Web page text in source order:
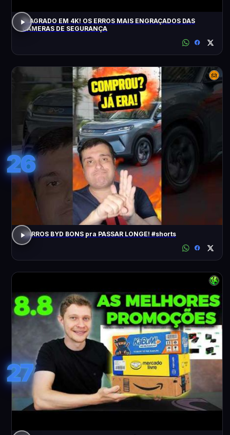
FLAGRADO EM 4K! OS ERROS MAIS ENGRAÇADOS DAS
CÂMERAS DE SEGURANÇA
26
CARROS BYD BONS pra PASSAR LONGE! #shorts
27